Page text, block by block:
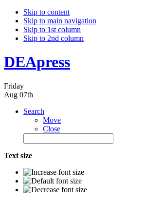
Skip to content
Skip to main navigation
Skip to 1st column
Skip to 2nd column
DEApress
Friday
Aug 07th
Search
Move
Close
Text size